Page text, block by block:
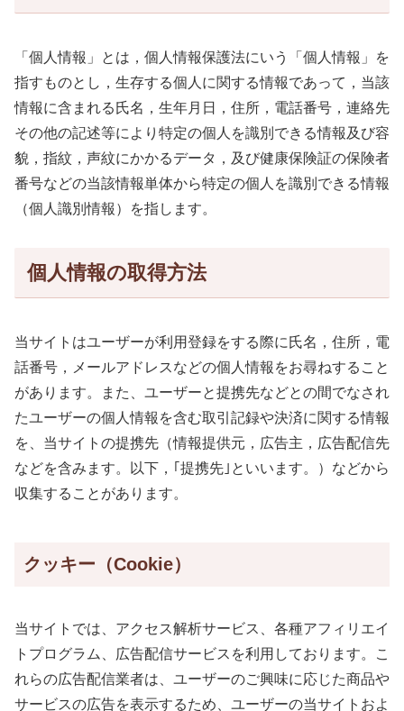
「個人情報」とは，個人情報保護法にいう「個人情報」を
指すものとし，生存する個人に関する情報であって，当該
情報に含まれる氏名，生年月日，住所，電話番号，連絡先
その他の記述等により特定の個人を識別できる情報及び容
貌，指紋，声紋にかかるデータ，及び健康保険証の保険者
番号などの当該情報単体から特定の個人を識別できる情報
（個人識別情報）を指します。
個人情報の取得方法
当サイトはユーザーが利用登録をする際に氏名，住所，電
話番号，メールアドレスなどの個人情報をお尋ねすること
があります。また、ユーザーと提携先などとの間でなされ
たユーザーの個人情報を含む取引記録や決済に関する情報
を、当サイトの提携先（情報提供元，広告主，広告配信先
などを含みます。以下，｢提携先｣といいます。）などから
収集することがあります。
クッキー（Cookie）
当サイトでは、アクセス解析サービス、各種アフィリエイ
トプログラム、広告配信サービスを利用しております。こ
れらの広告配信業者は、ユーザーのご興味に応じた商品や
サービスの広告を表示するため、ユーザーの当サイトおよ